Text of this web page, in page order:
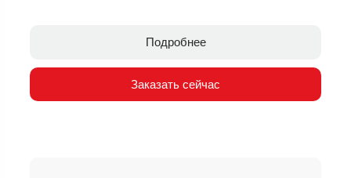
Подробнее
Заказать сейчас